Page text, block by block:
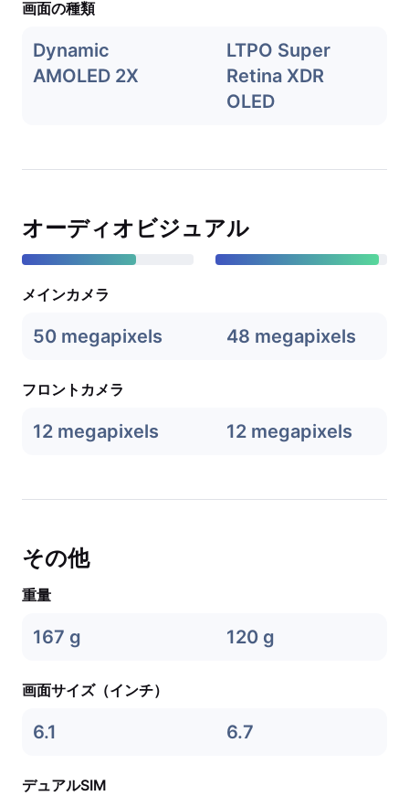
画面の種類
Dynamic
AMOLED 2X
LTPO Super
Retina XDR
OLED
オーディオビジュアル
メインカメラ
50 megapixels 48 megapixels
フロントカメラ
12 megapixels 12 megapixels
その他
重量
167 g 120 g
画面サイズ（インチ）
6.1 6.7
デュアルSIM